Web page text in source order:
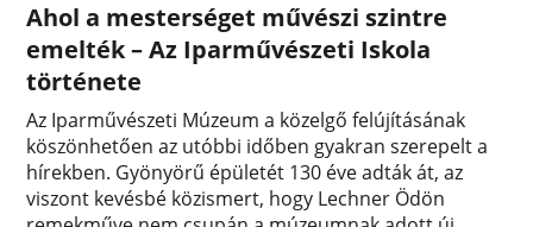
Ahol a mesterséget művészi szintre
emelték – Az Iparművészeti Iskola
története
Az Iparművészeti Múzeum a közelgő felújításának
köszönhetően az utóbbi időben gyakran szerepelt a
hírekben. Gyönyörű épületét 130 éve adták át, az
viszont kevésbé közismert, hogy Lechner Ödön